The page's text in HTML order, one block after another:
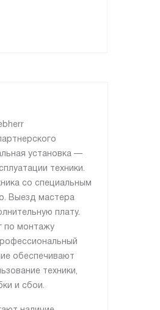
установка —
техники.
со специальным
Выезд мастера
плату.
по монтажу
обеспечивают
техники,
и сбои.